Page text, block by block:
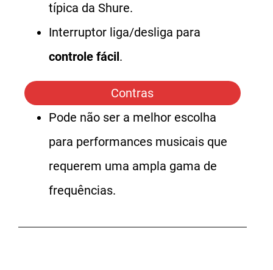
típica da Shure.
Interruptor liga/desliga para
controle fácil.
Contras
Pode não ser a melhor escolha
para performances musicais que
requerem uma ampla gama de
frequências.